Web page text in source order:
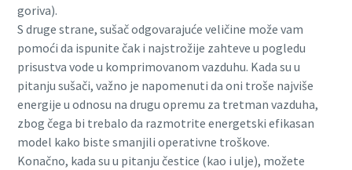
goriva).
S druge strane, sušač odgovarajuće veličine može vam
pomoći da ispunite čak i najstrožije zahteve u pogledu
prisustva vode u komprimovanom vazduhu. Kada su u
pitanju sušači, važno je napomenuti da oni troše najviše
energije u odnosu na drugu opremu za tretman vazduha,
zbog čega bi trebalo da razmotrite energetski efikasan
model kako biste smanjili operativne troškove.
Konačno, kada su u pitanju čestice (kao i ulje), možete